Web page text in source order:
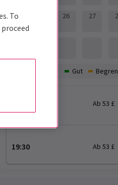
24 26 27
Ab 53 £
19:30 Ab 53 £
Gut
To